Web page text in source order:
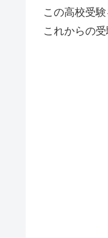
この高校受
これからの